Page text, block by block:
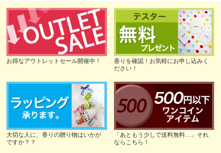
お得なアウトレットセール開催中！
香りを確認！お気軽にお申し込みく
ださい！
大切な人に、香りの贈り物はいかが
ですか？？
「あともう少しで送料無料…」それ
ならこちら！